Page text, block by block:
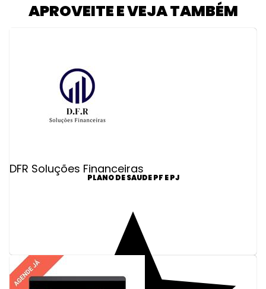
APROVEITE E VEJA TAMBÉM
DFR Soluções Financeiras
PLANO DE SAUDE PF E PJ